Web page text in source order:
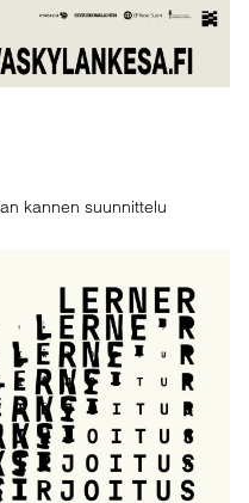
kannen suunnittelu